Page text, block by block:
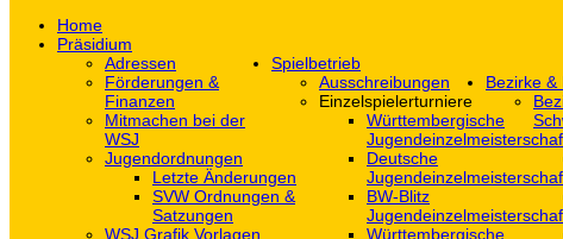
Home
Präsidium
Adressen
Förderungen &
Finanzen
Mitmachen bei der
WSJ
Jugendordnungen
Letzte Änderungen
SVW Ordnungen &
Satzungen
WSJ Grafik Vorlagen
Spielbetrieb
Ausschreibungen
Einzelspielerturniere
Württembergische
Deutsche
BW-Blitz
Württembergische
Bezirke &